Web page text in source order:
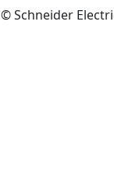
© Schneider